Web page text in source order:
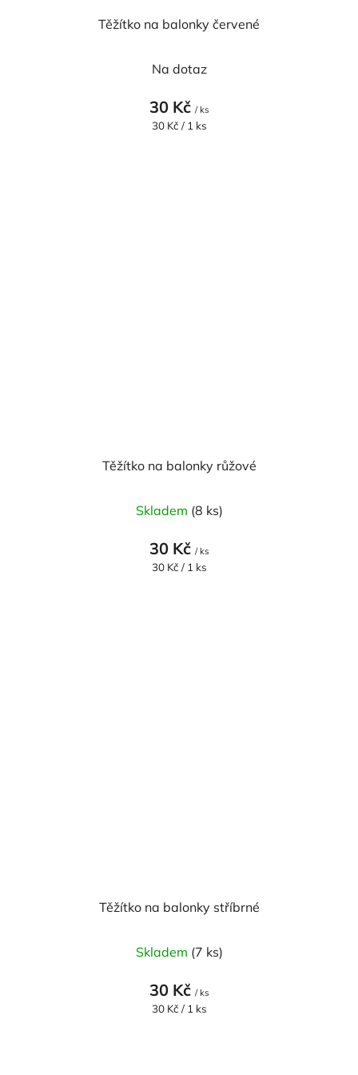
Těžítko na balonky červené
Na dotaz
30 Kč / ks
Měrná
30 Kč / 1 ks
Těžítko na balonky růžové
Skladem (8 ks)
30 Kč / ks
Měrná
30 Kč / 1 ks
Těžítko na balonky stříbrné
Skladem (7 ks)
30 Kč / ks
Měrná
30 Kč / 1 ks